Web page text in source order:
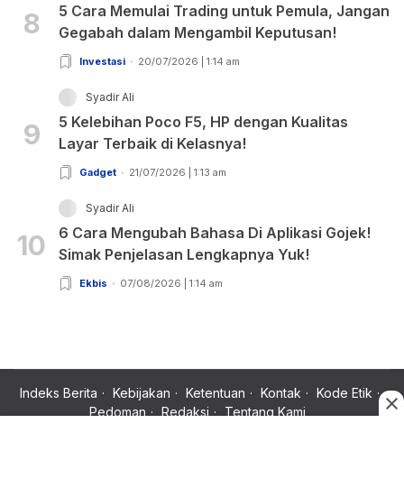
8
5 Cara Memulai Trading untuk Pemula, Jangan
Gegabah dalam Mengambil Keputusan!
Investasi 20/07/2026 | 1:14 am
9
Syadir Ali
5 Kelebihan Poco F5, HP dengan Kualitas
Layar Terbaik di Kelasnya!
Gadget 21/07/2026 | 1:13 am
10
Syadir Ali
6 Cara Mengubah Bahasa Di Aplikasi Gojek!
Simak Penjelasan Lengkapnya Yuk!
Ekbis 07/08/2026 | 1:14 am
Indeks Berita Kebijakan Ketentuan Kontak
Kode Etik
Pedoman
Redaksi Tentang Kami